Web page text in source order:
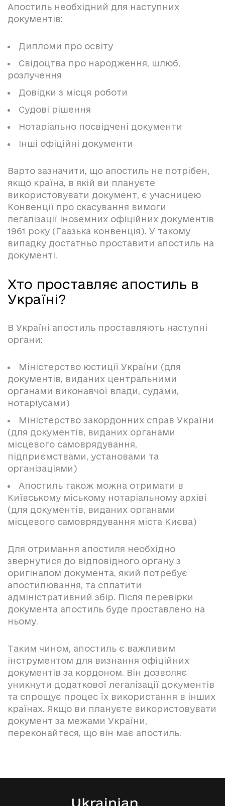
Апостиль необхідний для наступних
документів:
Дипломи про освіту
Свідоцтва про народження, шлюб,
розлучення
Довідки з місця роботи
Судові рішення
Нотаріально посвідчені документи
Інші офіційні документи
Варто зазначити, що апостиль не потрібен,
якщо країна, в якій ви плануєте
використовувати документ, є учасницею
Конвенції про скасування вимоги
легалізації іноземних офіційних документів
1961 року (Гаазька конвенція). У такому
випадку достатньо проставити апостиль на
документі.
Хто проставляє апостиль в
Україні?
В Україні апостиль проставляють наступні
органи:
Міністерство юстиції України (для
документів, виданих центральними
органами виконавчої влади, судами,
нотаріусами)
Міністерство закордонних справ України
(для документів, виданих органами
місцевого самоврядування,
підприємствами, установами та
організаціями)
Апостиль також можна отримати в
Київському міському нотаріальному архіві
(для документів, виданих органами
місцевого самоврядування міста Києва)
Для отримання апостиля необхідно
звернутися до відповідного органу з
оригіналом документа, який потребує
апостилювання, та сплатити
адміністративний збір. Після перевірки
документа апостиль буде проставлено на
ньому.
Таким чином, апостиль є важливим
інструментом для визнання офіційних
документів за кордоном. Він дозволяє
уникнути додаткової легалізації документів
та спрощує процес їх використання в інших
країнах. Якщо ви плануєте використовувати
документ за межами України,
переконайтеся, що він має апостиль.